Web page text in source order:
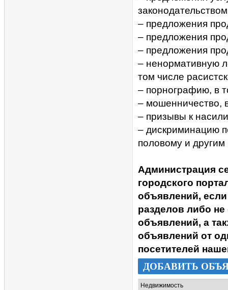
– предложения
– предложения
– предложения
– ненормативную
том числе
– порнографию, в
– мошенничество,
– призывы к
– дискриминацию
половому и другим
Администрация
городского
объявлений,
разделов либо
объявлений, а
объявлений от
посетителей
ДОБАВИТЬ